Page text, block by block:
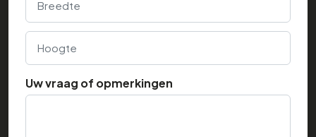
Hoogte
Uw vraag of opmerkingen